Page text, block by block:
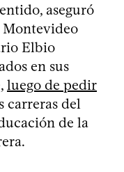
aseguró
Elbio
en sus
luego de pedir
carreras del
de la